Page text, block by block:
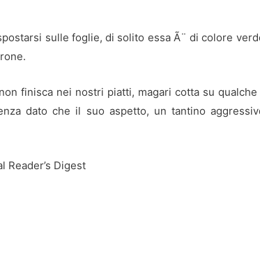
sulle foglie, di solito essa Ã¨ di colore
finisca nei nostri piatti, magari cotta su
dato che il suo aspetto, un tantino
Reader’s Digest